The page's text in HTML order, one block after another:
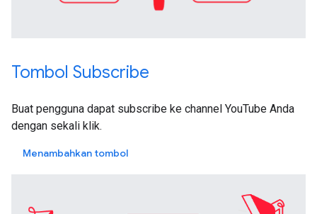
Tombol Subscribe
Buat pengguna dapat subscribe ke channel YouTube Anda
dengan sekali klik.
Menambahkan tombol